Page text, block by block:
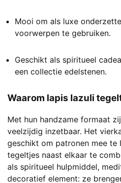
Mooi om als luxe
voorwerpen te gebruiken.
Geschikt als spiritueel
een collectie edelstenen.
Waarom lapis lazuli
Met hun handzame formaat
veelzijdig inzetbaar. Het
geschikt om patronen mee te
tegeltjes naast elkaar te
als spiritueel hulpmiddel,
decoratief element: ze